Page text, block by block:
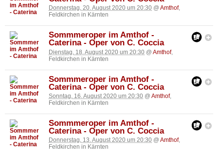
Donnerstag, 20. August 2020 um 20:30 @ Amthof,
Feldkirchen in Kärnten
Sommmeroper im Amthof -
Caterina - Oper von C. Coccia
Dienstag, 18. August 2020 um 20:30 @ Amthof,
Feldkirchen in Kärnten
Sommmeroper im Amthof -
Caterina - Oper von C. Coccia
Sonntag, 16. August 2020 um 20:30 @ Amthof,
Feldkirchen in Kärnten
Sommmeroper im Amthof -
Caterina - Oper von C. Coccia
Donnerstag, 13. August 2020 um 20:30 @ Amthof,
Feldkirchen in Kärnten